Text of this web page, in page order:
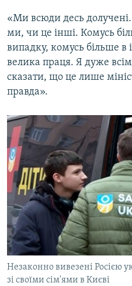
«Ми всюди десь
ми, чи це інші. Комусь
випадку, комусь більше в
велика праця. Я дуже
сказати, що це лише
правда».
Незаконно вивезені Росією
зі своїми сім'ями в Києві